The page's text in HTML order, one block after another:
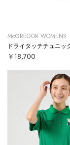
McGREGOR WOMENS
ドライタッチチュニッ
￥18,700